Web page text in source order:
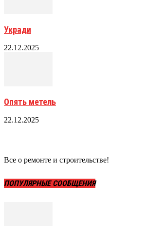
Укради
22.12.2025
Опять метель
22.12.2025
Все о ремонте и строительстве!
ПОПУЛЯРНЫЕ СООБЩЕНИЯ